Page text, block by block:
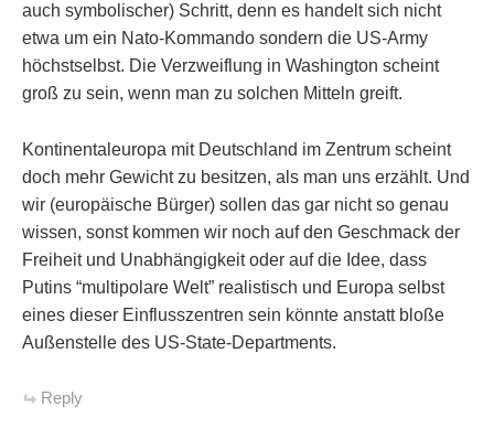
auch symbolischer) Schritt, denn es handelt sich nicht
etwa um ein Nato-Kommando sondern die US-Army
höchstselbst. Die Verzweiflung in Washington scheint
groß zu sein, wenn man zu solchen Mitteln greift.
Kontinentaleuropa mit Deutschland im Zentrum scheint
doch mehr Gewicht zu besitzen, als man uns erzählt. Und
wir (europäische Bürger) sollen das gar nicht so genau
wissen, sonst kommen wir noch auf den Geschmack der
Freiheit und Unabhängigkeit oder auf die Idee, dass
Putins “multipolare Welt” realistisch und Europa selbst
eines dieser Einflusszentren sein könnte anstatt bloße
Außenstelle des US-State-Departments.
Reply